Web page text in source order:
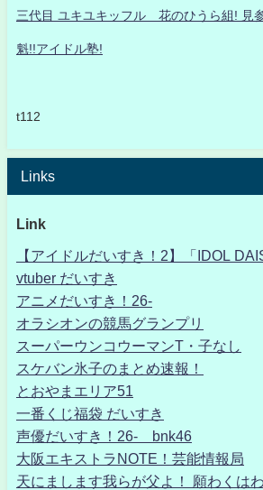
三代目 ユキユキッフル 花のひうら組! 見参
魁!!アイドル塾!
t112
Links
Link
【アイドルだいすき！2】「IDOL
vtuber だいすき
アニメだいすき！26-
オラシオンの競馬グランプリ
スーパーウンコウーマンT・子なし
スケバン氷子のまとめ速報！
とおやまエリア51
一番くじ福袋 だいすき
声優だいすき！26- bnk46
大阪エキストラNOTE！芸能情報局
天にまします我らが父よ！ 願わくは